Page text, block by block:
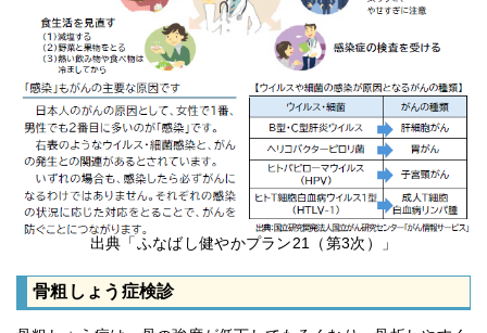
出典「ふなばし健やかプラン21（第3次）」
骨粗しょう症検診